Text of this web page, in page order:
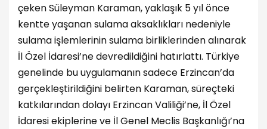
çeken Süleyman Karaman, yaklaşık 5 yıl önce
kentte yaşanan sulama aksaklıkları nedeniyle
sulama işlemlerinin sulama birliklerinden alınarak
İl Özel İdaresi’ne devredildiğini hatırlattı. Türkiye
genelinde bu uygulamanın sadece Erzincan’da
gerçekleştirildiğini belirten Karaman, süreçteki
katkılarından dolayı Erzincan Valiliği’ne, İl Özel
İdaresi ekiplerine ve İl Genel Meclis Başkanlığı’na